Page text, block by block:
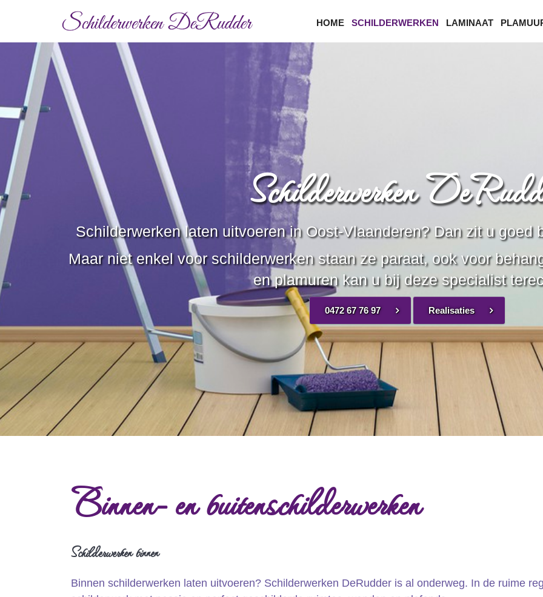
HOME SCHILDERWERKEN LAMINAAT
Schilderwerken
Schilderwerken laten uitvoeren in Oost-Vlaanderen? Dan zit u goed
Maar niet enkel voor schilderwerken staan ze paraat, ook voor
en plamuren kan u bij deze specialist
0472 67 76 97 Realisaties
Binnen- en buitenschilderwerken
Schilderwerken binnen
Binnen schilderwerken laten uitvoeren? Schilderwerken DeRudder is al onderweg. In de ruime